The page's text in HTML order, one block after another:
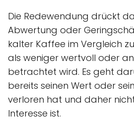
Die Redewendung drückt
Abwertung oder
kalter Kaffee im Vergleich
als weniger wertvoll oder
betrachtet wird. Es geht
bereits seinen Wert oder
verloren hat und daher
Interesse ist.